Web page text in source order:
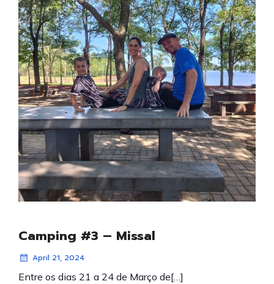
Camping #3 – Missal
April 21, 2024
Entre os dias 21 a 24 de Março de[…]